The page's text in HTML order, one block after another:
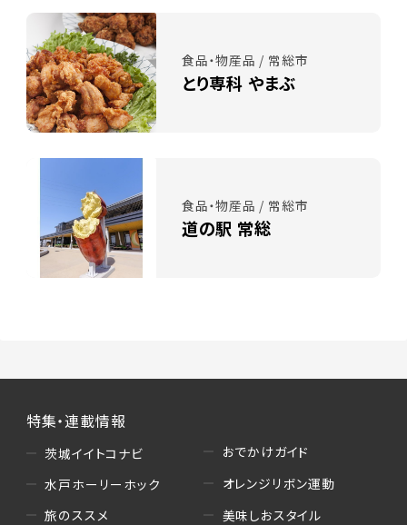
食品・物産品 / 常総市
とり専科 やまぶ
食品・物産品 / 常総市
道の駅 常総
特集・連載情報
茨城イイトコナビ
水戸ホーリーホック
旅のススメ
おでかけガイド
オレンジリボン運動
美味しおスタイル